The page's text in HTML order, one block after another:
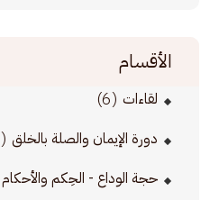
الأقسام
لقاءات (6)
دورة الإيمان والصلة بالخلق (3)
حجة الوداع - الحِكم والأحكام